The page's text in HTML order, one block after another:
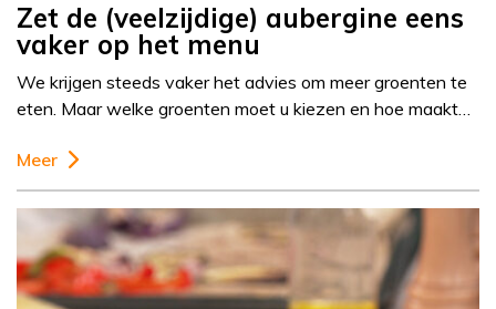
Zet de (veelzijdige) aubergine eens
vaker op het menu
We krijgen steeds vaker het advies om meer groenten te
eten. Maar welke groenten moet u kiezen en hoe maakt…
Meer